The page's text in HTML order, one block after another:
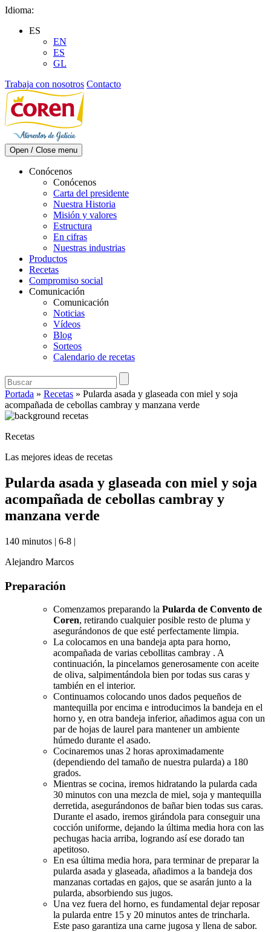
Skip
content
Idioma:
ES
EN
ES
GL
Trabaja con nosotros Contacto
Open / Close menu
Conócenos
Conócenos
Carta del presidente
Nuestra Historia
Misión y valores
Estructura
En cifras
Nuestras industrias
Productos
Recetas
Compromiso social
Comunicación
Comunicación
Noticias
Vídeos
Blog
Sorteos
Calendario de recetas
Portada » Recetas » Pularda asada y glaseada con miel y soja
acompañada de cebollas cambray y manzana verde
Recetas
Las mejores ideas de recetas
Pularda asada y glaseada con miel y soja
acompañada de cebollas cambray y
manzana verde
140 minutos | 6-8 |
Alejandro Marcos
Preparación
Comenzamos preparando la Pularda de Convento de
Coren, retirando cualquier posible resto de pluma y
asegurándonos de que esté perfectamente limpia.
La colocamos en una bandeja apta para horno,
acompañada de varias cebollitas cambray . A
continuación, la pincelamos generosamente con aceite
de oliva, salpimentándola bien por todas sus caras y
también en el interior.
Continuamos colocando unos dados pequeños de
mantequilla por encima e introducimos la bandeja en el
horno y, en otra bandeja inferior, añadimos agua con un
par de hojas de laurel para mantener un ambiente
húmedo durante el asado.
Cocinaremos unas 2 horas aproximadamente
(dependiendo del tamaño de nuestra pularda) a 180
grados.
Mientras se cocina, iremos hidratando la pularda cada
30 minutos con una mezcla de miel, soja y mantequilla
derretida, asegurándonos de bañar bien todas sus caras.
Durante el asado, iremos girándola para conseguir una
cocción uniforme, dejando la última media hora con las
pechugas hacia arriba, logrando así ese dorado tan
apetitoso.
En esa última media hora, para terminar de preparar la
pularda asada y glaseada, añadimos a la bandeja dos
manzanas cortadas en gajos, que se asarán junto a la
pularda, absorbiendo sus jugos.
Una vez fuera del horno, es fundamental dejar reposar
la pularda entre 15 y 20 minutos antes de trincharla.
Este paso garantiza una carne jugosa y llena de sabor.